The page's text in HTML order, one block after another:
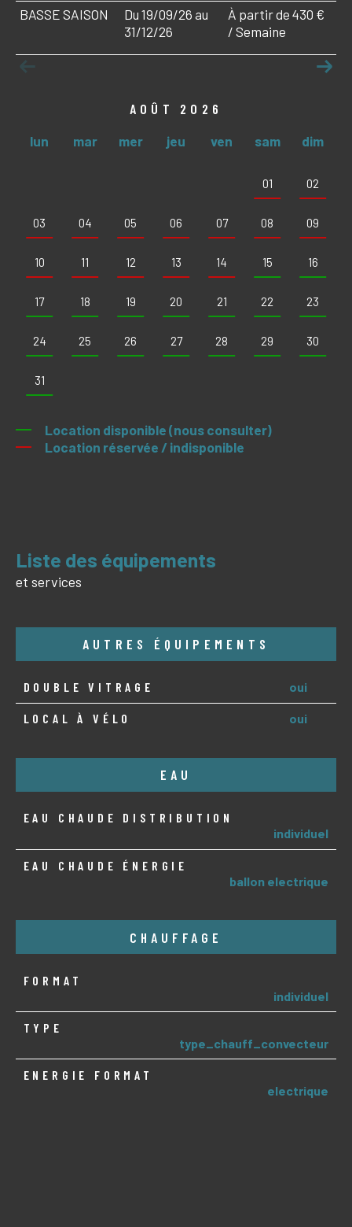
BASSE SAISON
Du 19/09/26 au
31/12/26
À partir de 430 €
/ Semaine
AOÛT 2026
lun mar mer jeu ven sam dim
01 02
03 04 05 06 07 08 09
10 11 12 13 14 15 16
17 18 19 20 21 22 23
24 25 26 27 28 29 30
31
Location disponible (nous consulter)
Location réservée / indisponible
liste des équipements
et services
AUTRES ÉQUIPEMENTS
DOUBLE VITRAGE oui
LOCAL À VÉLO oui
EAU
EAU CHAUDE DISTRIBUTION
individuel
EAU CHAUDE ÉNERGIE
ballon electrique
CHAUFFAGE
FORMAT
individuel
TYPE
type_chauff_convecteur
ENERGIE FORMAT
electrique